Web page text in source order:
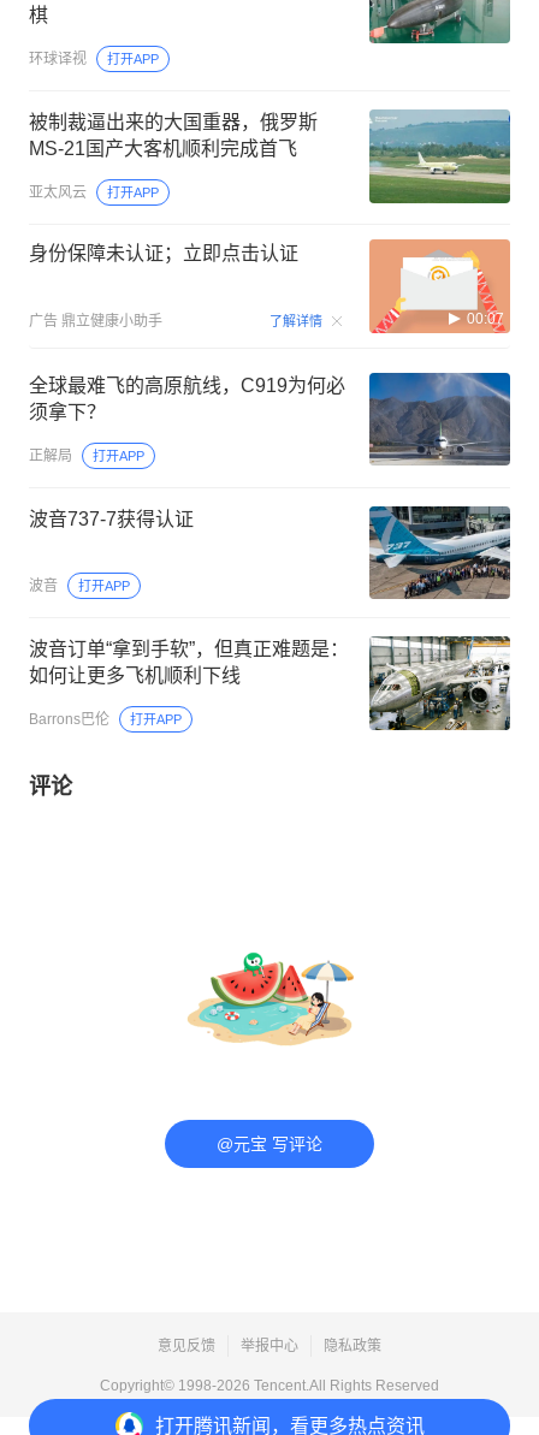
打开腾讯新闻，看更多热点资讯
棋
环球译视 打开APP
被制裁逼出来的大国重器，俄罗斯
MS‑21国产大客机顺利完成首飞
亚太风云 打开APP
身份保障未认证；立即点击认证
广告 鼎立健康小助手 了解详情 00:07
全球最难飞的高原航线，C919为何必
须拿下？
正解局 打开APP
波音737-7获得认证
波音 打开APP
波音订单“拿到手软”，但真正难题是：
如何让更多飞机顺利下线
Barrons巴伦 打开APP
评论
@元宝 写评论
意见反馈 举报中心 隐私政策
Copyright© 1998-2026 Tencent.All Rights Reserved